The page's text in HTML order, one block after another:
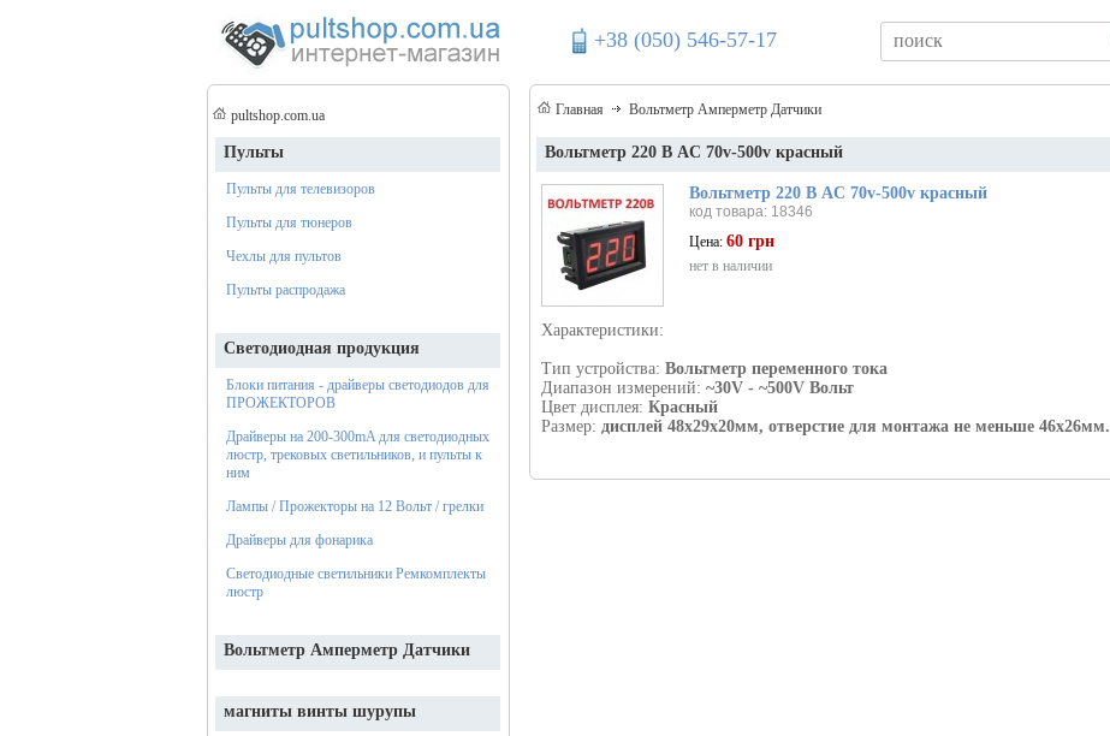
+38 (050) 546-57-17
pultshop.com.ua
Пульты
Пульты для телевизоров
Пульты для тюнеров
Чехлы для пультов
Пульты распродажа
Светодиодная продукция
Блоки питания - драйверы светодиодов для
ПРОЖЕКТОРОВ
Драйверы на 200-300mA для светодиодных
люстр, трековых светильников, и пульты к
ним
Лампы / Прожекторы на 12 Вольт / грелки
Драйверы для фонарика
Светодиодные светильники Ремкомплекты
люстр
Вольтметр Амперметр Датчики
магниты винты шурупы
Главная Вольтметр Амперметр Датчики
Вольтметр 220 В AC 70v-500v красный
Вольтметр 220 В AC 70v-500v красный
код товара: 18346
Цена: 60 грн
нет в наличии
Характеристики:
Тип устройства: Вольтметр переменного тока
Диапазон измерений: ~30V - ~500V Вольт
Цвет дисплея: Красный
Размер: дисплей 48х29х20мм, отверстие для монтажа не меньше 46х26мм.